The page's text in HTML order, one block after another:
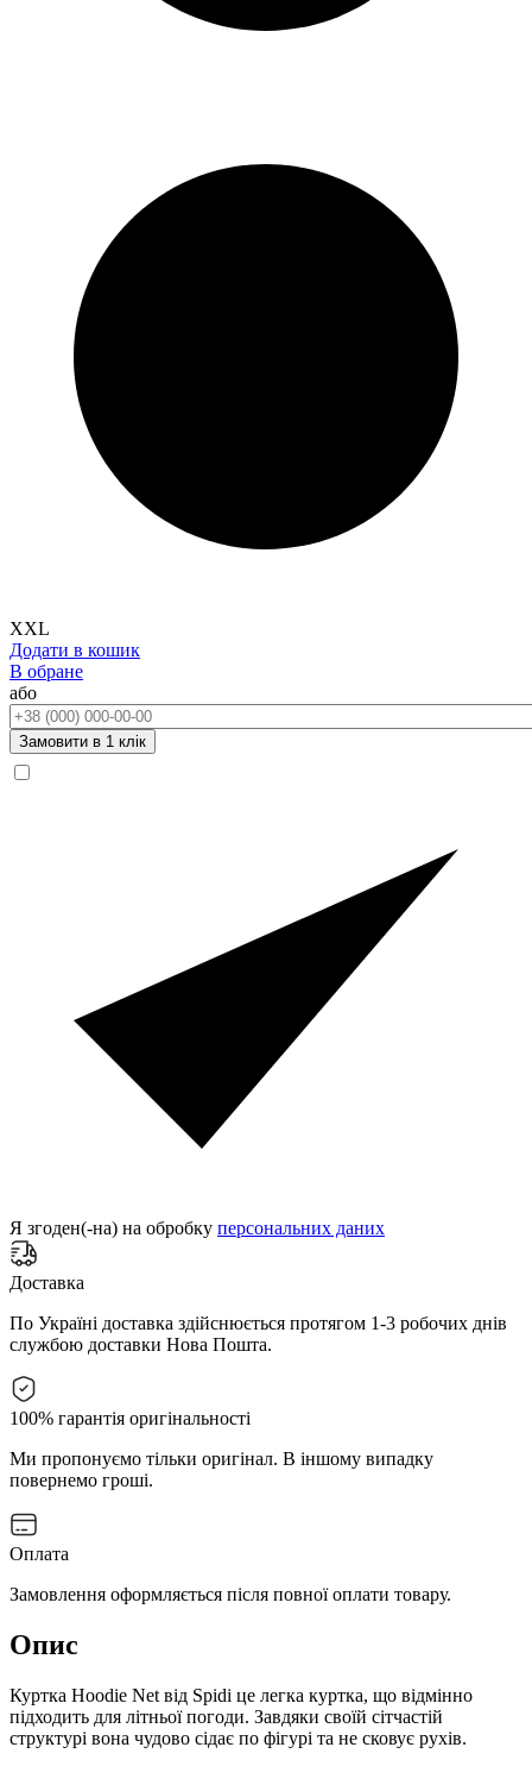
XXL
Додати в кошик
В обране
або
Телефон:
Замовити в 1 клік
Я згоден(-на) на обробку персональних даних
Доставка
По Україні доставка здійснюється протягом 1-3 робочих днів
службою доставки Нова Пошта.
100% гарантія оригінальності
Ми пропонуємо тільки оригінал. В іншому випадку
повернемо гроші.
Оплата
Замовлення оформляється після повної оплати товару.
Опис
Куртка Hoodie Net від Spidi це легка куртка, що відмінно
підходить для літньої погоди. Завдяки своїй сітчастій
структурі вона чудово сідає по фігурі та не сковує рухів.